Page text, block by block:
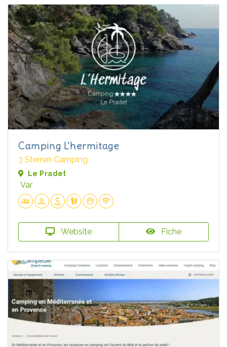
Camping L'hermitage
3 Sterren Camping
Le Pradet
Var
Website Fiche